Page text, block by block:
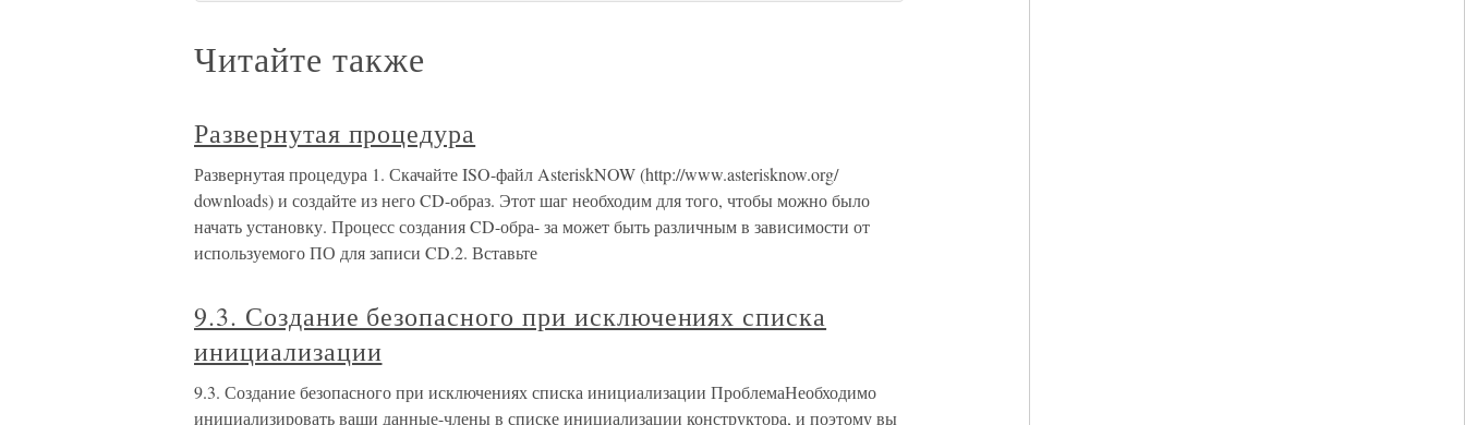
Читайте также
Развернутая процедура
Развернутая процедура 1. Скачайте ISO-файл AsteriskNOW (http://www.asterisknow.org/
downloads) и создайте из него CD-образ. Этот шаг необходим для того, чтобы можно было
начать установку. Процесс создания CD-обра- за может быть различным в зависимости от
используемого ПО для записи CD.2. Вставьте
9.3. Создание безопасного при исключениях списка
инициализации
9.3. Создание безопасного при исключениях списка инициализации ПроблемаНеобходимо
инициализировать ваши данные-члены в списке инициализации конструктора, и поэтому вы